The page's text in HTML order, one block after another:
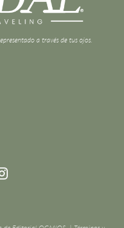
a través de tus ojos.